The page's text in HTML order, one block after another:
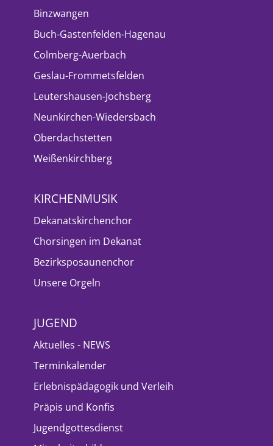
Binzwangen
Buch-Gastenfelden-Hagenau
Colmberg-Auerbach
Geslau-Frommetsfelden
Leutershausen-Jochsberg
Neunkirchen-Wiedersbach
Oberdachstetten
Weißenkirchberg
KIRCHENMUSIK
Dekanatskirchenchor
Chorsingen im Dekanat
Bezirksposaunenchor
Unsere Orgeln
JUGEND
Aktuelles - NEWS
Terminkalender
Erlebnispädagogik und Verleih
Präpis und Konfis
Jugendgottesdienst